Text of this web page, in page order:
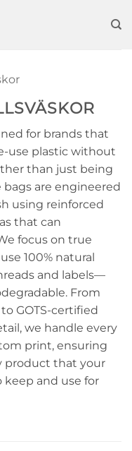
for brands that
use plastic without
than just being
are engineered
using reinforced
that can
focus on true
100% natural
and labels—
From
GOTS-certified
we handle every
print, ensuring
product that your
and use for